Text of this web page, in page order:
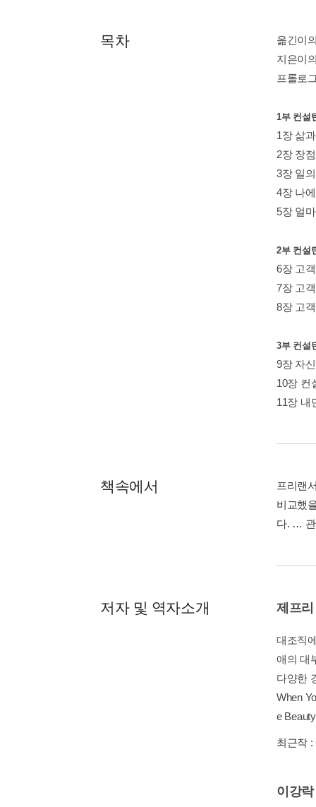
목차
옮긴이
지은이
프롤로
1부 컨설
1장 삶
2장 장
3장 일
4장 나
5장 얼
2부 컨설
6장 고
7장 고
8장 고
3부 컨설
9장 자
10장 컨
11장 내
책속에서
프리랜
비교했
다. … 관
저자 및 역자소개 제프
대조직
애의 대
다양한
When
e
최근작 :
이강락